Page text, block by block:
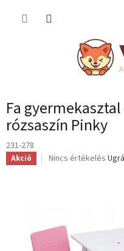
Fa
rózsaszín Pinky
231-278
Akció
A
0,0
csillag.
Nincs értékelés